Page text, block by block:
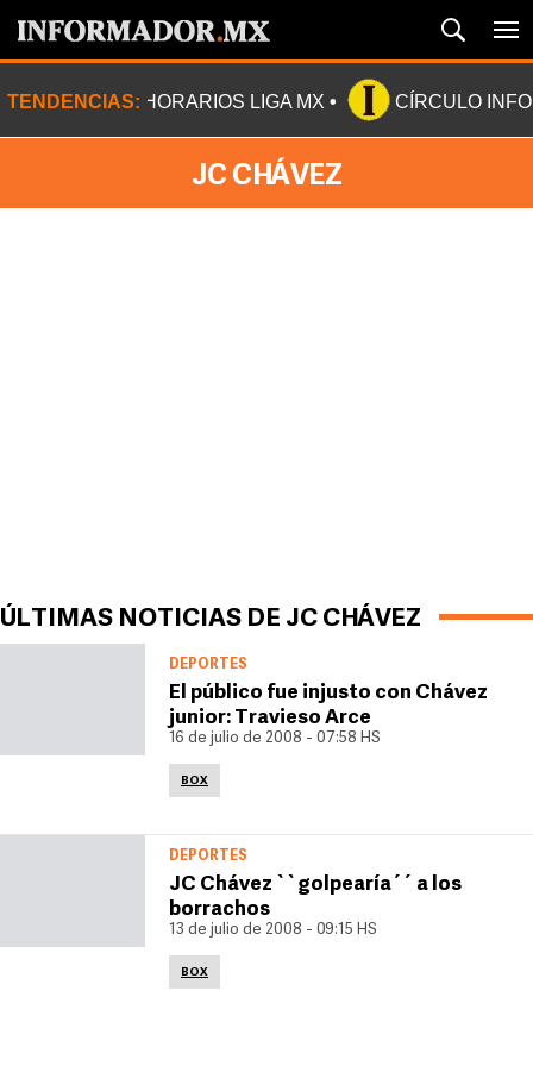
TENDENCIAS: HORARIOS LIGA MX CÍRCULO
JC CHÁVEZ
ÚLTIMAS NOTICIAS DE JC CHÁVEZ
DEPORTES
El público fue injusto con Chávez
junior: Travieso Arce
16 de julio de 2008 - 07:58 HS
BOX
DEPORTES
JC Chávez ``golpearía´´ a los
borrachos
13 de julio de 2008 - 09:15 HS
BOX